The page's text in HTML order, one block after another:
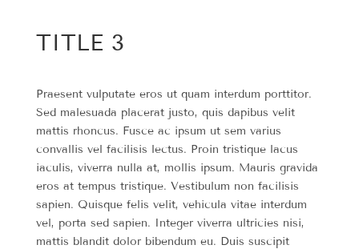
TITLE 3
Praesent vulputate eros ut quam interdum porttitor.
Sed malesuada placerat justo, quis dapibus velit
mattis rhoncus. Fusce ac ipsum ut sem varius
convallis vel facilisis lectus. Proin tristique lacus
iaculis, viverra nulla at, mollis ipsum. Mauris gravida
eros at tempus tristique. Vestibulum non facilisis
sapien. Quisque felis velit, vehicula vitae interdum
vel, porta sed sapien. Integer viverra ultricies nisi,
mattis blandit dolor bibendum eu. Duis suscipit